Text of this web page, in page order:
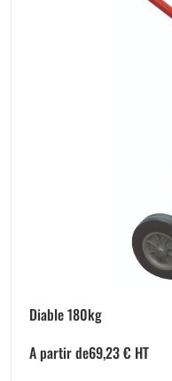
Diable 180kg
A partir de69,23€ HT